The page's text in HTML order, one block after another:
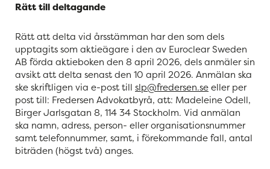
Rätt till deltagande
Rätt att delta vid årsstämman har den som dels
upptagits som aktieägare i den av Euroclear Sweden
AB förda aktieboken den 8 april 2026, dels anmäler sin
avsikt att delta senast den 10 april 2026. Anmälan ska
ske skriftligen via e-post till slp@fredersen.seeller per
post till: Fredersen Advokatbyrå, att: Madeleine Odell,
Birger Jarlsgatan 8, 114 34 Stockholm. Vid anmälan
ska namn, adress, person- eller organisationsnummer
samt telefonnummer, samt, i förekommande fall, antal
biträden (högst två) anges.